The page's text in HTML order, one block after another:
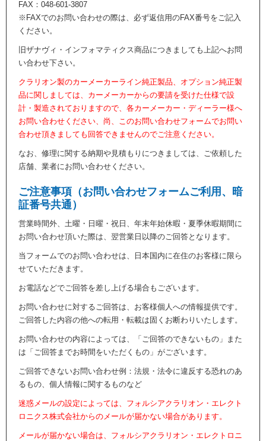
FAX：048-601-3807
※FAXでのお問い合わせの際は、必ず返信用のFAX番号をご記入
ください。
旧ザナヴィ・インフォマティクス商品につきましても上記へお問
い合わせ下さい。
クラリオン製のカーメーカーライン純正製品、オプション純正製
品に関しましては、カーメーカーからの要請を受けた仕様で設
計・製造されておりますので、各カーメーカー・ディーラー様へ
お問い合わせください、尚、このお問い合わせフォームでお問い
合わせ頂きましても回答できませんのでご注意ください。
なお、修理に関する納期や見積もりにつきましては、ご依頼した
店舗、業者にお問い合わせください。
ご注意事項（お問い合わせフォームご利用、暗
証番号共通）
営業時間外、土曜・日曜・祝日、年末年始休暇・夏季休暇期間に
お問い合わせ頂いた際は、翌営業日以降のご回答となります。
当フォームでのお問い合わせは、日本国内に在住のお客様に限ら
せていただきます。
お電話などでご回答を差し上げる場合もございます。
お問い合わせに対するご回答は、お客様個人への情報提供です。
ご回答した内容の他への転用・転載は固くお断わりいたします。
お問い合わせの内容によっては、「ご回答のできないもの」また
は「ご回答までお時間をいただくもの」がございます。
ご回答できないお問い合わせ例：法規・法令に違反する恐れのあ
るもの、個人情報に関するものなど
迷惑メールの設定によっては、フォルシアクラリオン・エレクト
ロニクス株式会社からのメールが届かない場合があります。
メールが届かない場合は、フォルシアクラリオン・エレクトロニ